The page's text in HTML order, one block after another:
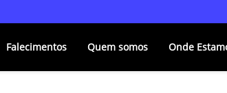
Falecimentos Quem somos Onde